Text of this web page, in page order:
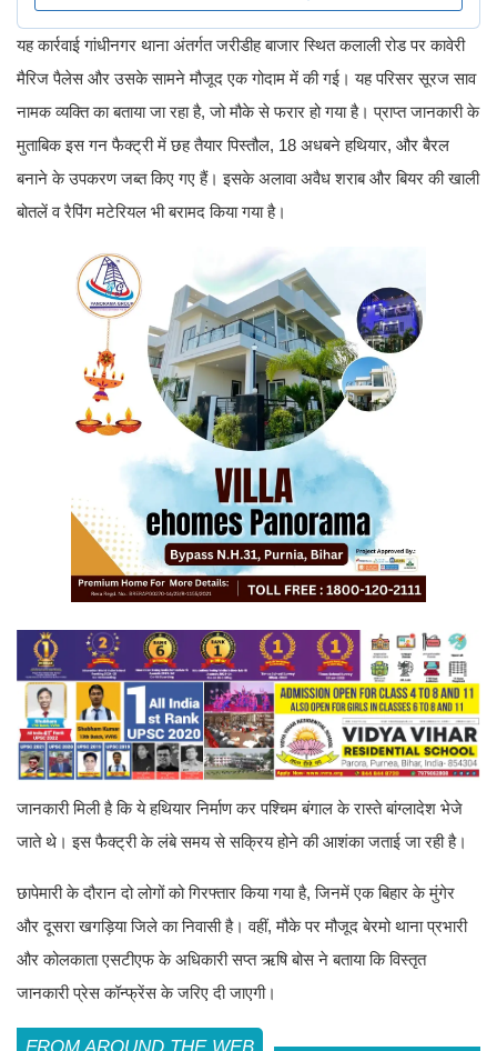
यह कार्रवाई गांधीनगर थाना अंतर्गत जरीडीह बाजार स्थित कलाली रोड पर कावेरी
मैरिज पैलेस और उसके सामने मौजूद एक गोदाम में की गई। यह परिसर सूरज साव
नामक व्यक्ति का बताया जा रहा है, जो मौके से फरार हो गया है। प्राप्त जानकारी के
मुताबिक इस गन फैक्ट्री में छह तैयार पिस्तौल, 18 अधबने हथियार, और बैरल
बनाने के उपकरण जब्त किए गए हैं। इसके अलावा अवैध शराब और बियर की खाली
बोतलें व रैपिंग मटेरियल भी बरामद किया गया है।
जानकारी मिली है कि ये हथियार निर्माण कर पश्चिम बंगाल के रास्ते बांग्लादेश भेजे
जाते थे। इस फैक्ट्री के लंबे समय से सक्रिय होने की आशंका जताई जा रही है।
छापेमारी के दौरान दो लोगों को गिरफ्तार किया गया है, जिनमें एक बिहार के मुंगेर
और दूसरा खगड़िया जिले का निवासी है। वहीं, मौके पर मौजूद बेरमो थाना प्रभारी
और कोलकाता एसटीएफ के अधिकारी सप्त ऋषि बोस ने बताया कि विस्तृत
जानकारी प्रेस कॉन्फ्रेंस के जरिए दी जाएगी।
FROM AROUND THE WEB